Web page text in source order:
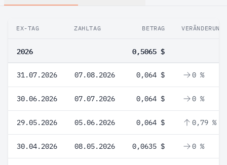
EX-TAG ZAHLTAG BETRAG VERÄNDERUNG
2026 0,5065 $
31.07.2026 07.08.2026 0,064 $ 0 %
30.06.2026 07.07.2026 0,064 $ 0 %
29.05.2026 05.06.2026 0,064 $ 0,79 %
30.04.2026 08.05.2026 0,0635 $ 0 %